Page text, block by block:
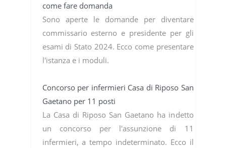
come fare domanda
Sono aperte le domande per diventare
commissario esterno e presidente per gli
esami di Stato 2024. Ecco come presentare
l'istanza e i moduli.
Concorso per infermieri Casa di Riposo San
Gaetano per 11 posti
La Casa di Riposo San Gaetano ha indetto
un concorso per l'assunzione di 11
infermieri, a tempo indeterminato. Ecco il